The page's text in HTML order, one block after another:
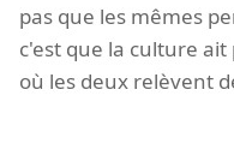
pas que les mêmes
c'est que la culture
où les deux relèvent